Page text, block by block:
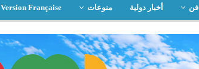
فن أخبار دولية منوعات Version Française